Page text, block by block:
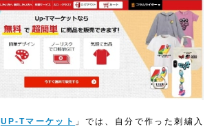
UP-Tマーケット 」では、自分で作った刺繍入